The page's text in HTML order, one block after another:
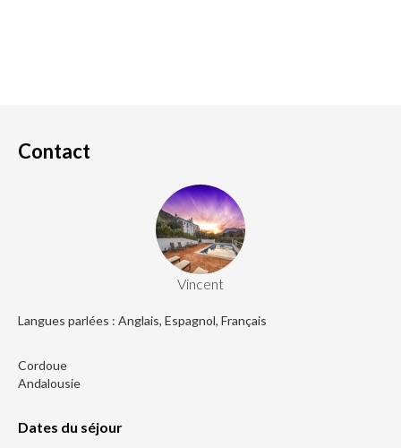
Contact
Vincent
Langues parlées : Anglais, Espagnol, Français
Cordoue
Andalousie
Dates du séjour